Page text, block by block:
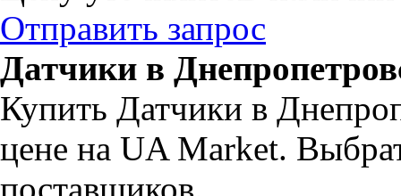
Отправить запрос
Датчики в
Купить Датчики в
цене на UA Market.